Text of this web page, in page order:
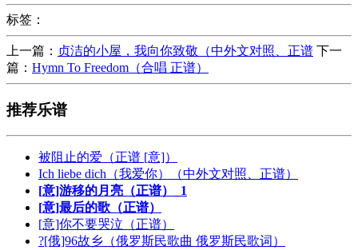
标签：
上一篇： 贞洁的小屋，我向你致敬（中外文对照、正谱 下一
篇： Hymn To Freedom（合唱 正谱）
推荐乐谱
被阻止的爱（正谱 [意]）
Ich liebe dich（我爱你）（中外文对照、正谱）
[意]游移的月亮（正谱）_1
[意]最后的歌（正谱）
[意]你不要哭泣（正谱）
?[俄]96故乡（俄罗斯民歌曲 俄罗斯民歌词）